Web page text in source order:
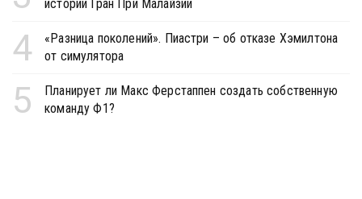
истории Гран При Малайзии
4
«Разница поколений». Пиастри – об отказе Хэмилтона
от симулятора
5
Планирует ли Макс Ферстаппен создать собственную
команду Ф1?